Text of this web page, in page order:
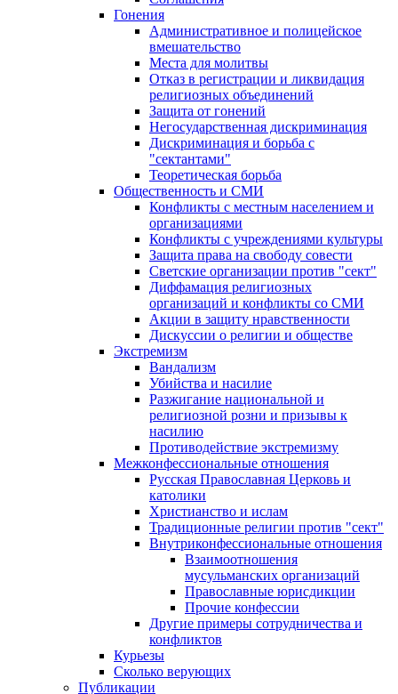
Гонения
Административное и полицейское
вмешательство
Места для молитвы
Отказ в регистрации и ликвидация
религиозных объединений
Защита от гонений
Негосударственная дискриминация
Дискриминация и борьба с
"сектантами"
Теоретическая борьба
Общественность и СМИ
Конфликты с местным населением и
организациями
Конфликты с учреждениями культуры
Защита права на свободу совести
Светские организации против "сект"
Диффамация религиозных
организаций и конфликты со СМИ
Акции в защиту нравственности
Дискуссии о религии и обществе
Экстремизм
Вандализм
Убийства и насилие
Разжигание национальной и
религиозной розни и призывы к
насилию
Противодействие экстремизму
Межконфессиональные отношения
Русская Православная Церковь и
католики
Христианство и ислам
Традиционные религии против "сект"
Внутриконфессиональные отношения
Взаимоотношения
мусульманских организаций
Православные юрисдикции
Прочие конфессии
Другие примеры сотрудничества и
конфликтов
Курьезы
Сколько верующих
Публикации